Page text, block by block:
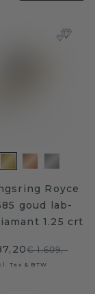
Royce
goud lab-
1.25 crt
€ 1.609,-
Tax & BTW